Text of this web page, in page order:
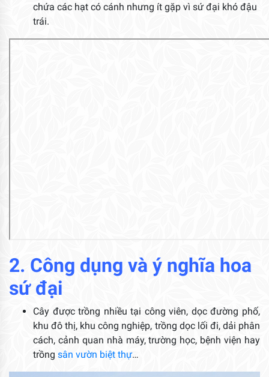
chứa các hạt có cánh nhưng ít gặp vì sứ đại khó đậu
trái.
2. Công dụng và ý nghĩa hoa
sứ đại
Cây được trồng nhiều tại công viên, dọc đường phố,
khu đô thị, khu công nghiệp, trồng dọc lối đi, dải phân
cách, cảnh quan nhà máy, trường học, bệnh viện hay
trồng sân vườn biệt thự…